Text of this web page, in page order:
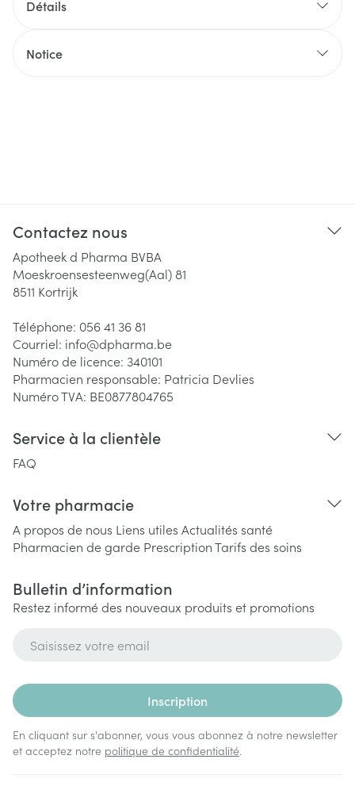
Détails
Notice
Contactez nous
Apotheek d Pharma BVBA
Moeskroensesteenweg(Aal) 81
8511 Kortrijk
Téléphone: 056 41 36 81
Courriel: info@dpharma.be
Numéro de licence: 340101
Pharmacien responsable: Patricia Devlies
Numéro TVA: BE0877804765
Service à la clientèle
FAQ
Votre pharmacie
A propos de nous Liens utiles Actualités santé
Pharmacien de garde PrescriptionTarifs des soins
Bulletin d’information
Restez informé des nouveaux produits et promotions
Inscription
En cliquant sur s'abonner, vous vous abonnez à notre newsletter
et acceptez notre politique de confidentialité.